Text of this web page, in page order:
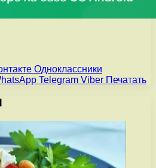
Одноклассники
Telegram Viber Печатать